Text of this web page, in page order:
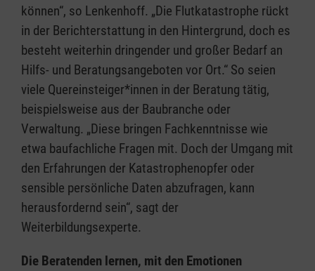
können“, so Lenkenhoff. „Die Flutkatastrophe rückt
in der Berichterstattung in den Hintergrund, doch es
besteht weiterhin dringender und großer Bedarf an
Hilfs- und Beratungsangeboten vor Ort.“ So seien
viele Quereinsteiger*innen in der Beratung tätig,
beispielsweise aus der Baubranche oder
Verwaltung. „Diese bringen Fachkenntnisse wie
etwa baufachliche Fragen mit. Doch der Umgang mit
den Erfahrungen der Katastrophenopfer oder
sensible persönliche Daten abzufragen, kann
herausfordernd sein“, sagt der
Weiterbildungsexperte.
Die Beratenden lernen, mit den Emotionen